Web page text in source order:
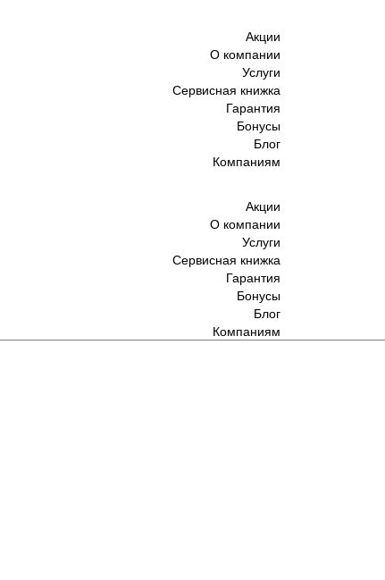
Акции
О компании
Услуги
Сервисная книжка
Гарантия
Бонусы
Блог
Компаниям
Акции
О компании
Услуги
Сервисная книжка
Гарантия
Бонусы
Блог
Компаниям